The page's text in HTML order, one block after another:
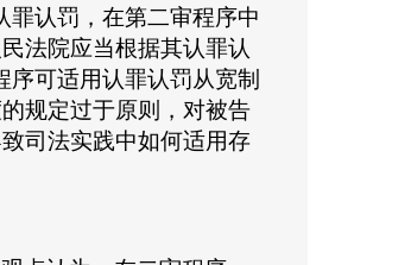
罪认罚，在第二审程序中
法院应当根据其认罪认
可适用认罪认罚从宽制
规定过于原则，对被告
司法实践中如何适用存